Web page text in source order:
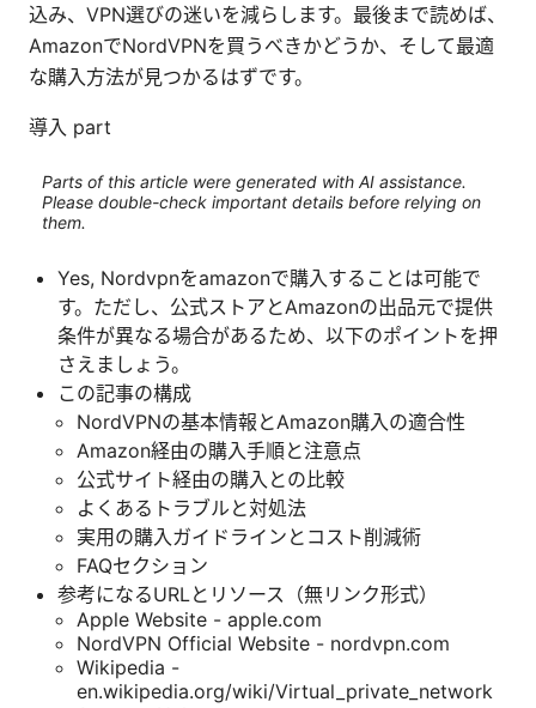
込み、VPN選びの迷いを減らします。最後まで読めば、
AmazonでNordVPNを買うべきかどうか、そして最適
な購入方法が見つかるはずです。
導入 part
Parts of this article were generated with AI assistance.
Please double-check important details before relying on
them.
Yes, Nordvpnをamazonで購入することは可能で
す。ただし、公式ストアとAmazonの出品元で提供
条件が異なる場合があるため、以下のポイントを押
さえましょう。
この記事の構成
NordVPNの基本情報とAmazon購入の適合性
Amazon経由の購入手順と注意点
公式サイト経由の購入との比較
よくあるトラブルと対処法
実用の購入ガイドラインとコスト削減術
FAQセクション
参考になるURLとリソース（無リンク形式）
Apple Website - apple.com
NordVPN Official Website - nordvpn.com
Wikipedia -
en.wikipedia.org/wiki/Virtual_private_network